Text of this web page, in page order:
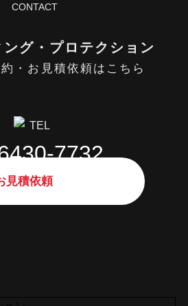
https://kirameki.ne.jp/privacy-policy
CONTACT
グ・プロテクション
・お見積依頼はこちら
7732
見積依頼